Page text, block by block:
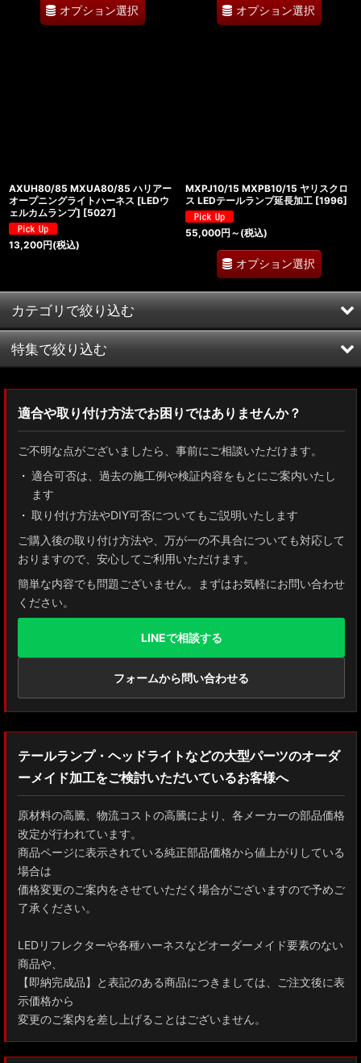
オプション選択 オプション選択
AXUH80/85 MXUA80/85 ハリアー
オープニングライトハーネス [LEDウ
ェルカムランプ] [5027]
13,200円(税込)
MXPJ10/15 MXPB10/15 ヤリスクロ
ス LEDテールランプ延長加工 [1996]
55,000円 ～ (税込)
オプション選択
カテゴリで絞り込む
オープニングライトハーネス
テール全灯化ハーネス
純正加工LEDリフレクター
純正加工LEDバックフォグ
純正デイライト・イルミ加工品
純正加工ドアミラーウインカー
インストールキット
ナンバー灯
ごんた屋R31超音波カッター
グッズ/ステッカー
ルームランプ
アクシスパーツ製品
デモカー・車両販売
車両販売
特集で絞り込む
ZN8 GR86
GUN125 ハイラックス
AXUH80/85 MXUA80/85 ハリアー
ZSU60 ハリアー
MXAA54 AXAH54/52 RAV4
GDJ150W/151 WTRJ150 ランドクルーザー プラド
ZVG11/ZSG10 カローラクロス
GXPA16 MXPA12 GRヤリス
MXPH10/MXPA10/MXBA10/KSP210 ヤリス
MXPJ10/15 MXPB10/15 ヤリスクロス
ZYX10 NGX50 C-HR
AAHH40W/AAHH45W/TAHA40W ヴェルファイア
AAHH40W/AAHH45W/AGH40W アルファード
AYH30/GGH30/35/AGH30/35 ヴェルファイア
AYH30/GGH30/35/AGH30/35 アルファード
ACR50 エスティマ
適合や取り付け方法でお困りではありませんか？
ご不明な点がございましたら、事前にご相談いただけます。
適合可否は、過去の施工例や検証内容をもとにご案内いたし
ます
取り付け方法やDIY可否についてもご説明いたします
ご購入後の取り付け方法や、万が一の不具合についても対応して
おりますので、安心してご利用いただけます。
簡単な内容でも問題ございません。まずはお気軽にお問い合わせ
ください。
LINEで相談する
フォームから問い合わせる
テールランプ・ヘッドライトなどの大型パーツのオーダ
ーメイド加工をご検討いただいているお客様へ
原材料の高騰、物流コストの高騰により、各メーカーの部品価格
改定が行われています。
商品ページに表示されている純正部品価格から値上がりしている
場合は
価格変更のご案内をさせていただく場合がございますので予めご
了承ください。
LEDリフレクターや各種ハーネスなどオーダーメイド要素のない
商品や、
【即納完成品】と表記のある商品につきましては、ご注文後に表
示価格から
変更のご案内を差し上げることはございません。